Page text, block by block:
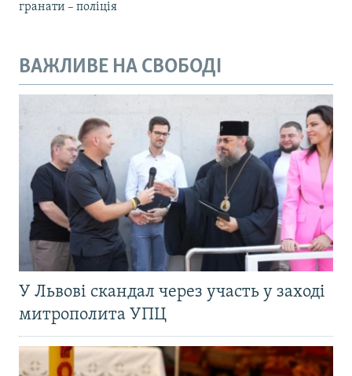
гранати – поліція
ВАЖЛИВЕ НА СВОБОДІ
У Львові скандал через участь у заході
митрополита УПЦ